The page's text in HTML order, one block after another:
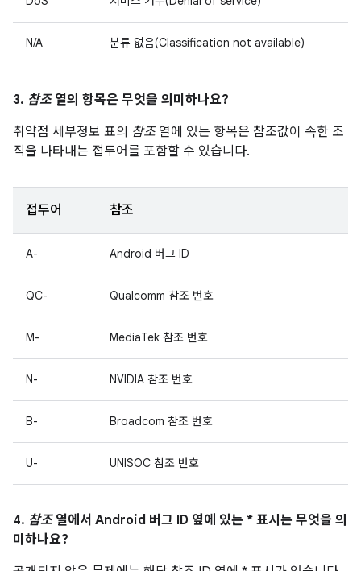
N/A 분류 없음(Classification not available)
3. 참조열의 항목은 무엇을 의미하나요?
취약점 세부정보 표의 참조열에 있는 항목은 참조값이 속한 조
직을 나타내는 접두어를 포함할 수 있습니다.
접두어 참조
A- Android 버그 ID
QC- Qualcomm 참조 번호
M- MediaTek 참조 번호
N- NVIDIA 참조 번호
B- Broadcom 참조 번호
U- UNISOC 참조 번호
4. 참조열에서 Android 버그 ID 옆에 있는 * 표시는 무엇을 의
미하나요?